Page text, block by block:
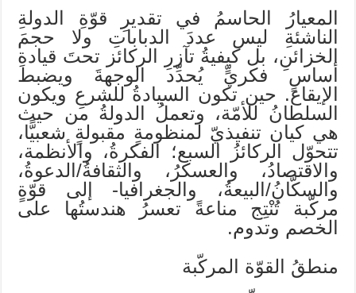
المعيارُ الحاسمُ في تقديرِ قوّةِ الدولةِ
الناشئةِ ليس عددَ الدباباتِ ولا حجمَ
الخزائنِ، بل كيفيةُ تآزرِ الركائز تحتَ قيادةِ
أساسٍ فكريٍّ يُحدِّد الوجهةَ ويضبط
الإيقاع. حين تكون السيادةُ للشرعِ ويكون
السلطانُ للأمّة، وتعملُ الدولةُ من حيث
هي كيان تنفيذيّ لمنظومةٍ مقبولةٍ شعبيًّا،
تتحوّل الركائزُ السبع؛ الفكرةُ، والأنظمة،
والاقتصادُ، والعسكرُ، والثقافةُ/الدعوةُ،
والسكّانُ/البيعةُ، والجغرافيا- إلى قوّةٍ
مركّبة تُنْتِج مناعةً تعسرُ هندستُها على
الخصم وتدوم.
منطقُ القوّة المركّبة